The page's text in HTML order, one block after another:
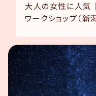
大人の女性に人気
ワークショップ（新